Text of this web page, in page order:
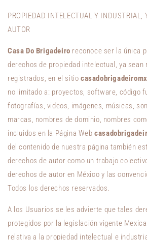
PROPIEDAD INTELECTUAL Y INDUSTRIAL,
AUTOR
Casa Do Brigadeiro reconoce ser la única
derechos de propiedad intelectual, ya sean
registrados, en el sitio
no limitado a: proyectos, software, código
fotografías, videos, imágenes, músicas,
marcas, nombres de dominio, nombres
incluidos en la Página Web
del contenido de nuestra página también
derechos de autor como un trabajo
derechos de autor en México y las
Todos los derechos reservados.
A los Usuarios se les advierte que tales
protegidos por la legislación vigente
relativa a la propiedad intelectual e